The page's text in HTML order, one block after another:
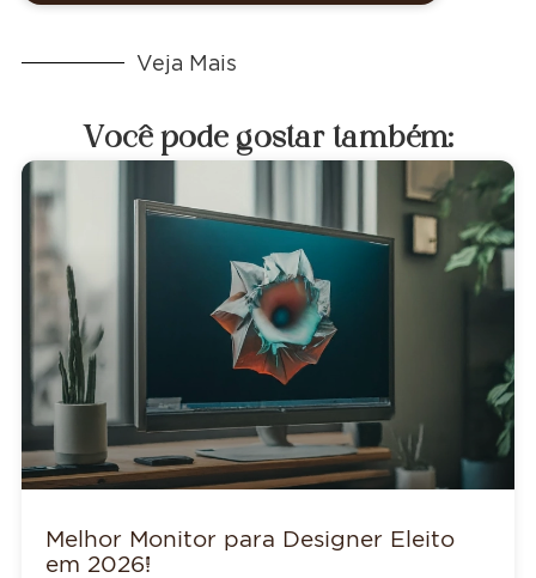
Veja Mais
Você pode gostar também:
Melhor Monitor para Designer Eleito
em 2026!